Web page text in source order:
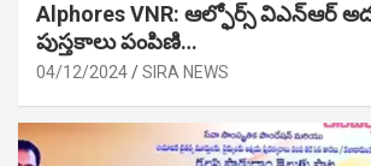
Alphores VNR: ఆల్ఫోర్స్ విఎన్ఆర్
పుస్తకాలు పంపిణి…
04/12/2024 SIRA NEWS